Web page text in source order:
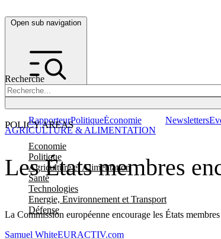
Open sub navigation
Recherche
POLICY AREAS
Economie
Politique
Agriculture et Alimentation
Santé
Technologies
Energie, Environnement et Transport
Défense
RapporteurPolitiqueÉconomie Newsletters
Les États membres
La Commission européenne encourage les États
AGRICULTURE & ALIMENTATION
Samuel WhiteEURACTIV.com